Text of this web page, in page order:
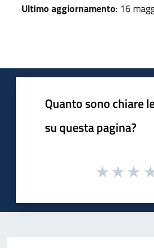
Ultimo aggiornamento: 16
Quanto sono chiare
su questa pagina?